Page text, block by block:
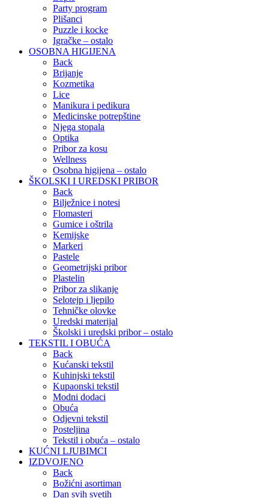
Party program
Plišanci
Puzzle i kocke
Igračke – ostalo
OSOBNA HIGIJENA
Back
Brijanje
Kozmetika
Lice
Manikura i pedikura
Medicinske potrepštine
Njega stopala
Optika
Pribor za kosu
Wellness
Osobna higijena – ostalo
ŠKOLSKI I UREDSKI PRIBOR
Back
Bilježnice i notesi
Flomasteri
Gumice i oštrila
Kemijske
Markeri
Pastele
Geometrijski pribor
Plastelin
Pribor za slikanje
Selotejp i ljepilo
Tehničke olovke
Uredski materijal
Školski i uredski pribor – ostalo
TEKSTIL I OBUĆA
Back
Kućanski tekstil
Kuhinjski tekstil
Kupaonski tekstil
Modni dodaci
Obuća
Odjevni tekstil
Posteljina
Tekstil i obuća – ostalo
KUĆNI LJUBIMCI
IZDVOJENO
Back
Božićni asortiman
Dan svih svetih